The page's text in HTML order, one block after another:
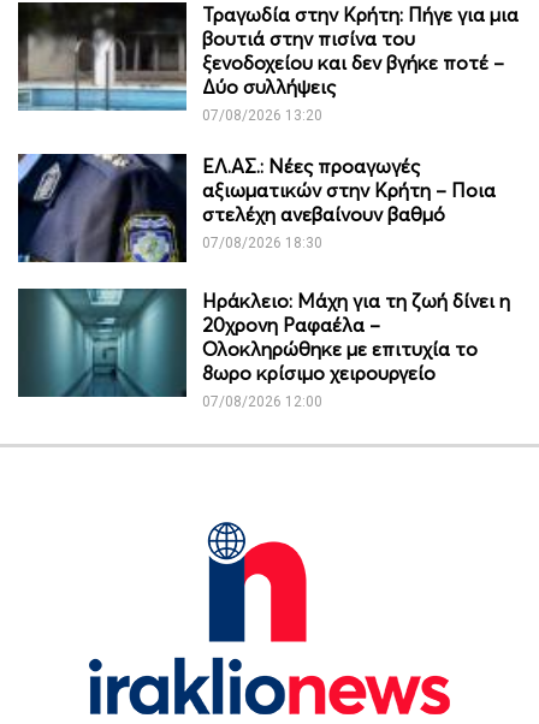
Τραγωδία στην Κρήτη: Πήγε για μια
βουτιά στην πισίνα του
ξενοδοχείου και δεν βγήκε ποτέ –
Δύο συλλήψεις
07/08/2026 13:20
ΕΛ.ΑΣ.: Νέες προαγωγές
αξιωματικών στην Κρήτη – Ποια
στελέχη ανεβαίνουν βαθμό
07/08/2026 18:30
Ηράκλειο: Μάχη για τη ζωή δίνει η
20χρονη Ραφαέλα –
Ολοκληρώθηκε με επιτυχία το
8ωρο κρίσιμο χειρουργείο
07/08/2026 12:00